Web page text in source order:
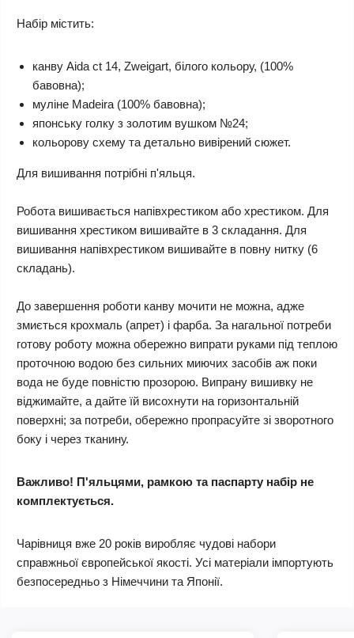
Набір містить:
канву Aida ct 14, Zweigart, білого кольору, (100%
бавовна);
муліне Madeira (100% бавовна);
японську голку з золотим вушком №24;
кольорову схему та детально вивірений сюжет.
Для вишивання потрібні п'яльця.
Робота вишивається напівхрестиком або хрестиком. Для
вишивання хрестиком вишивайте в 3 складання. Для
вишивання напівхрестиком вишивайте в повну нитку (6
складань).
До завершення роботи канву мочити не можна, адже
змиється крохмаль (апрет) і фарба. За нагальної потреби
готову роботу можна обережно випрати руками під теплою
проточною водою без сильних миючих засобів аж поки
вода не буде повністю прозорою. Випрану вишивку не
віджимайте, а дайте їй висохнути на горизонтальній
поверхні; за потреби, обережно пропрасуйте зі зворотного
боку і через тканину.
Важливо! П'яльцями, рамкою та паспарту набір не
комплектується.
Чарівниця вже 20 років виробляє чудові набори
справжньої європейської якості. Усі матеріали імпортують
безпосередньо з Німеччини та Японії.